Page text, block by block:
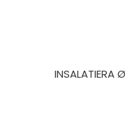
INSALATIERA